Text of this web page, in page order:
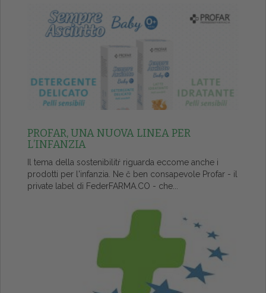
PROFAR, UNA NUOVA LINEA PER
L’INFANZIA
Il tema della sostenibilitŕ riguarda eccome anche i
prodotti per l'infanzia. Ne č ben consapevole Profar - il
private label di FederFARMA.CO - che...